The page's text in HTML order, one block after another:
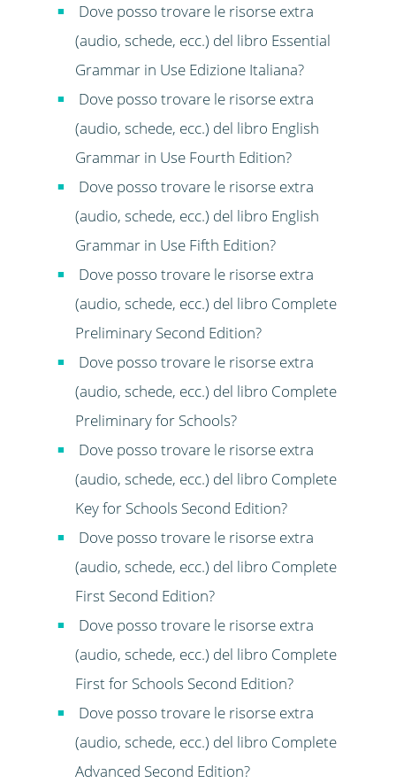
Dove posso trovare le risorse extra
(audio, schede, ecc.) del libro Essential
Grammar in Use Edizione Italiana?
Dove posso trovare le risorse extra
(audio, schede, ecc.) del libro English
Grammar in Use Fourth Edition?
Dove posso trovare le risorse extra
(audio, schede, ecc.) del libro English
Grammar in Use Fifth Edition?
Dove posso trovare le risorse extra
(audio, schede, ecc.) del libro Complete
Preliminary Second Edition?
Dove posso trovare le risorse extra
(audio, schede, ecc.) del libro Complete
Preliminary for Schools?
Dove posso trovare le risorse extra
(audio, schede, ecc.) del libro Complete
Key for Schools Second Edition?
Dove posso trovare le risorse extra
(audio, schede, ecc.) del libro Complete
First Second Edition?
Dove posso trovare le risorse extra
(audio, schede, ecc.) del libro Complete
First for Schools Second Edition?
Dove posso trovare le risorse extra
(audio, schede, ecc.) del libro Complete
Advanced Second Edition?